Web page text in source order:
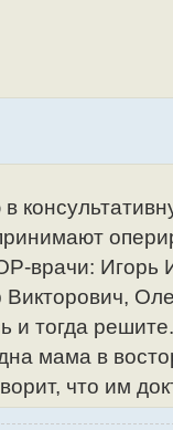
врачи: Игорь
и тогда
мама в
что им